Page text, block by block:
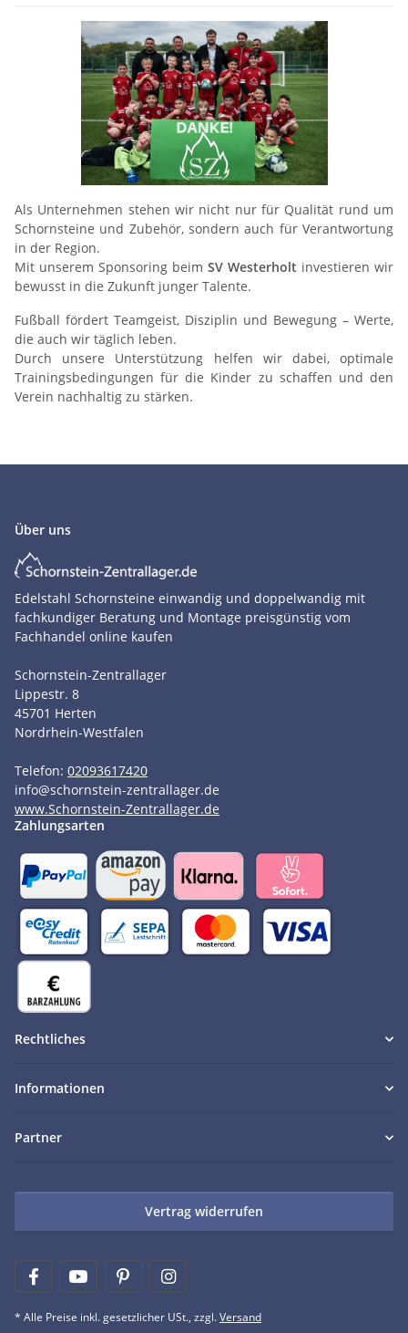
Als Unternehmen stehen wir nicht nur für Qualität rund um
Schornsteine und Zubehör, sondern auch für Verantwortung
in der Region.
Mit unserem Sponsoring beim SV Westerholt investieren wir
bewusst in die Zukunft junger Talente.
Fußball fördert Teamgeist, Disziplin und Bewegung – Werte,
die auch wir täglich leben.
Durch unsere Unterstützung helfen wir dabei, optimale
Trainingsbedingungen für die Kinder zu schaffen und den
Verein nachhaltig zu stärken.
Über uns
Edelstahl Schornsteine einwandig und doppelwandig mit
fachkundiger Beratung und Montage preisgünstig vom
Fachhandel online kaufen
Schornstein-Zentrallager
Lippestr. 8
45701 Herten
Nordrhein-Westfalen
Telefon: 02093617420
info@schornstein-zentrallager.de
www.Schornstein-Zentrallager.de
Zahlungsarten
Rechtliches
Informationen
Partner
Vertrag widerrufen
* Alle Preise inkl. gesetzlicher USt., zzgl.Versand